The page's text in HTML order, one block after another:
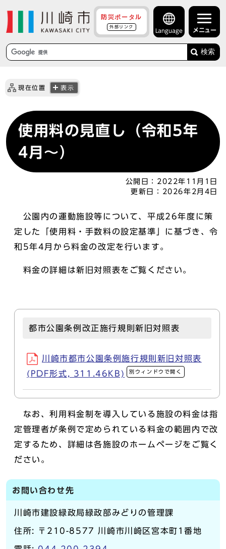
防災ポータル
外部リンク
Language メニュー
検索
現在位置 表示
使用料の見直し（令和5年
4月～）
公開日： 2022年11月1日
更新日：
2026年2月4日
公園内の運動施設等について、平成26年度に策
定した「使用料・手数料の設定基準」に基づき、令
和5年4月から料金の改定を行います。
料金の詳細は新旧対照表をご覧ください。
都市公園条例改正施行規則新旧対照表
川崎市都市公園条例施行規則新旧対照表
(PDF形式, 311.46KB)
別ウィンドウで開く
なお、利用料金制を導入している施設の料金は指
定管理者が条例で定められている料金の範囲内で改
定するため、詳細は各施設のホームページをご覧く
ださい。
お問い合わせ先
川崎市建設緑政局緑政部みどりの管理課
住所: 〒210-8577 川崎市川崎区宮本町1番地